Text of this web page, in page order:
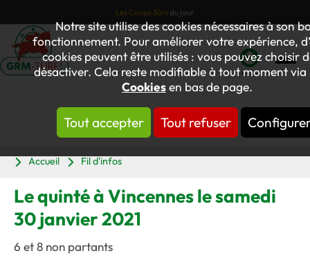
Notre site utilise des cookies nécessaires à son
fonctionnement. Pour améliorer votre expérience,
cookies peuvent être utilisés : vous pouvez choisir
désactiver. Cela reste modifiable à tout moment via
Cookiesen bas de page.
Tout accepter Tout refuser
Les Coups Sûrs du jour
Mon
compte
Accueil
Fil d'infos
Le quinté à Vincennes le samedi
30 janvier 2021
6 et 8 non partants